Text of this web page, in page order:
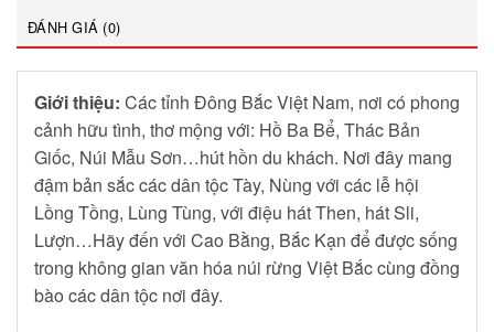
ĐÁNH GIÁ (0)
Giới thiệu: Các tỉnh Đông Bắc Việt Nam, nơi có phong
cảnh hữu tình, thơ mộng với: Hồ Ba Bể, Thác Bản
Giốc, Núi Mẫu Sơn…hút hồn du khách. Nơi đây mang
đậm bản sắc các dân tộc Tày, Nùng với các lễ hội
Lồng Tồng, Lùng Tùng, với điệu hát Then, hát Sli,
Lượn…Hãy đến với Cao Bằng, Bắc Kạn để được sống
trong không gian văn hóa núi rừng Việt Bắc cùng đồng
bào các dân tộc nơi đây.